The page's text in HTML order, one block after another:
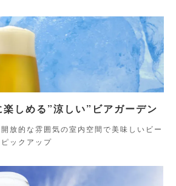
しめる”涼しい”ビアガーデン
放的な雰囲気の室内空間で美味しいビー
ックアップ